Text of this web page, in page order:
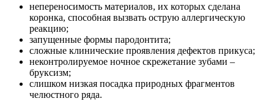
непереносимость материалов, их которых сделана
коронка, способная вызвать острую аллергическую
реакцию;
запущенные формы пародонтита;
сложные клинические проявления дефектов прикуса;
неконтролируемое ночное скрежетание зубами –
бруксизм;
слишком низкая посадка природных фрагментов
челюстного ряда.